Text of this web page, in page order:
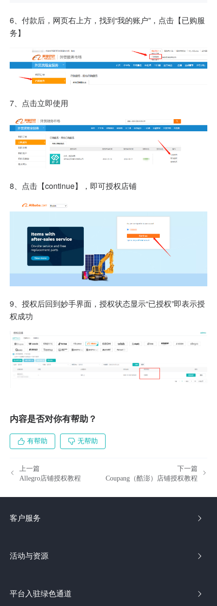
6、付款后，网页右上方，找到“我的账户”，点击【已购服
务】
7、 点击立即使用
8、点击【continue】，即可授权店铺
9、授权后回到妙手界面，授权状态显示“已授权”即表示授
权成功
内容是否对你有帮助？
有帮助 无帮助
上一篇
Allegro店铺授权教程
下一篇
Coupang（酷澎）店铺授权教程
客户服务
活动与资源
平台入驻绿色通道